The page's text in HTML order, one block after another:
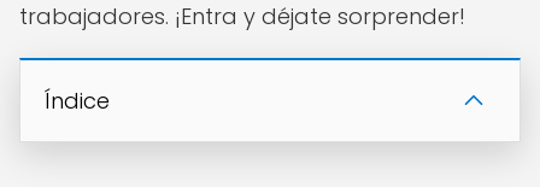
trabajadores. ¡Entra y déjate sorprender!
Índice